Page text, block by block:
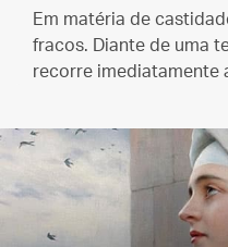
Em matéria de
fracos. Diante de uma
recorre imediatamente